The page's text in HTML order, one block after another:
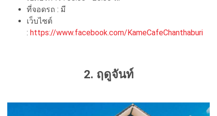
ที่จอดรถ : มี
เว็บไซต์
: https://www.facebook.com/KameCafeChanthaburi
2. ฤดูจันท์